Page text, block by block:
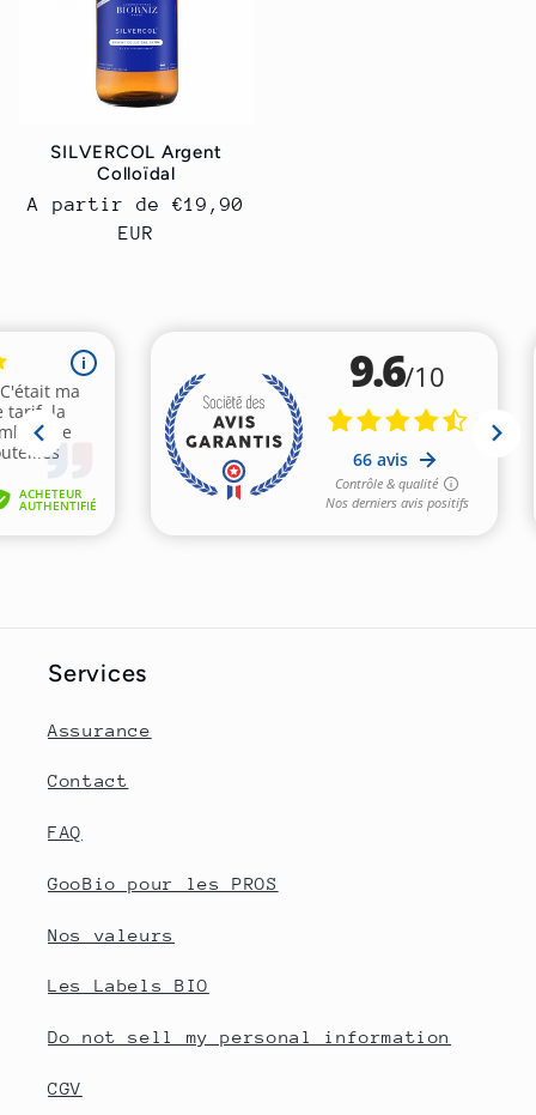
SILVERCOL Argent
Colloïdal
Prix
A partir de€19,90
EUR
Services
Assurance
Contact
FAQ
GooBio pour les PROS
Nos valeurs
Les Labels BIO
Do not sell my personal information
CGV